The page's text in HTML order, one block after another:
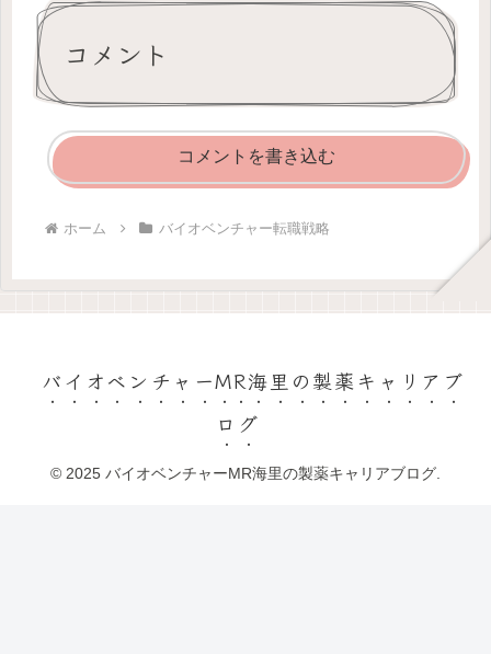
コメント
コメントを書き込む
ホーム バイオベンチャー転職戦略
バイオベンチャーMR海里の製薬キャリアブ
ログ
© 2025 バイオベンチャーMR海里の製薬キャリアブログ.